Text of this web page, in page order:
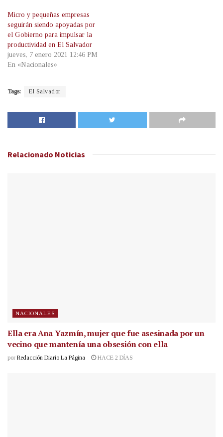
Micro y pequeñas empresas
seguirán siendo apoyadas por
el Gobierno para impulsar la
productividad en El Salvador
jueves, 7 enero 2021 12:46 PM
En «Nacionales»
Tags: El Salvador
Relacionado Noticias
NACIONALES
Ella era Ana Yazmín, mujer que fue asesinada por un
vecino que mantenía una obsesión con ella
por Redacción Diario La Página HACE 2 DÍAS